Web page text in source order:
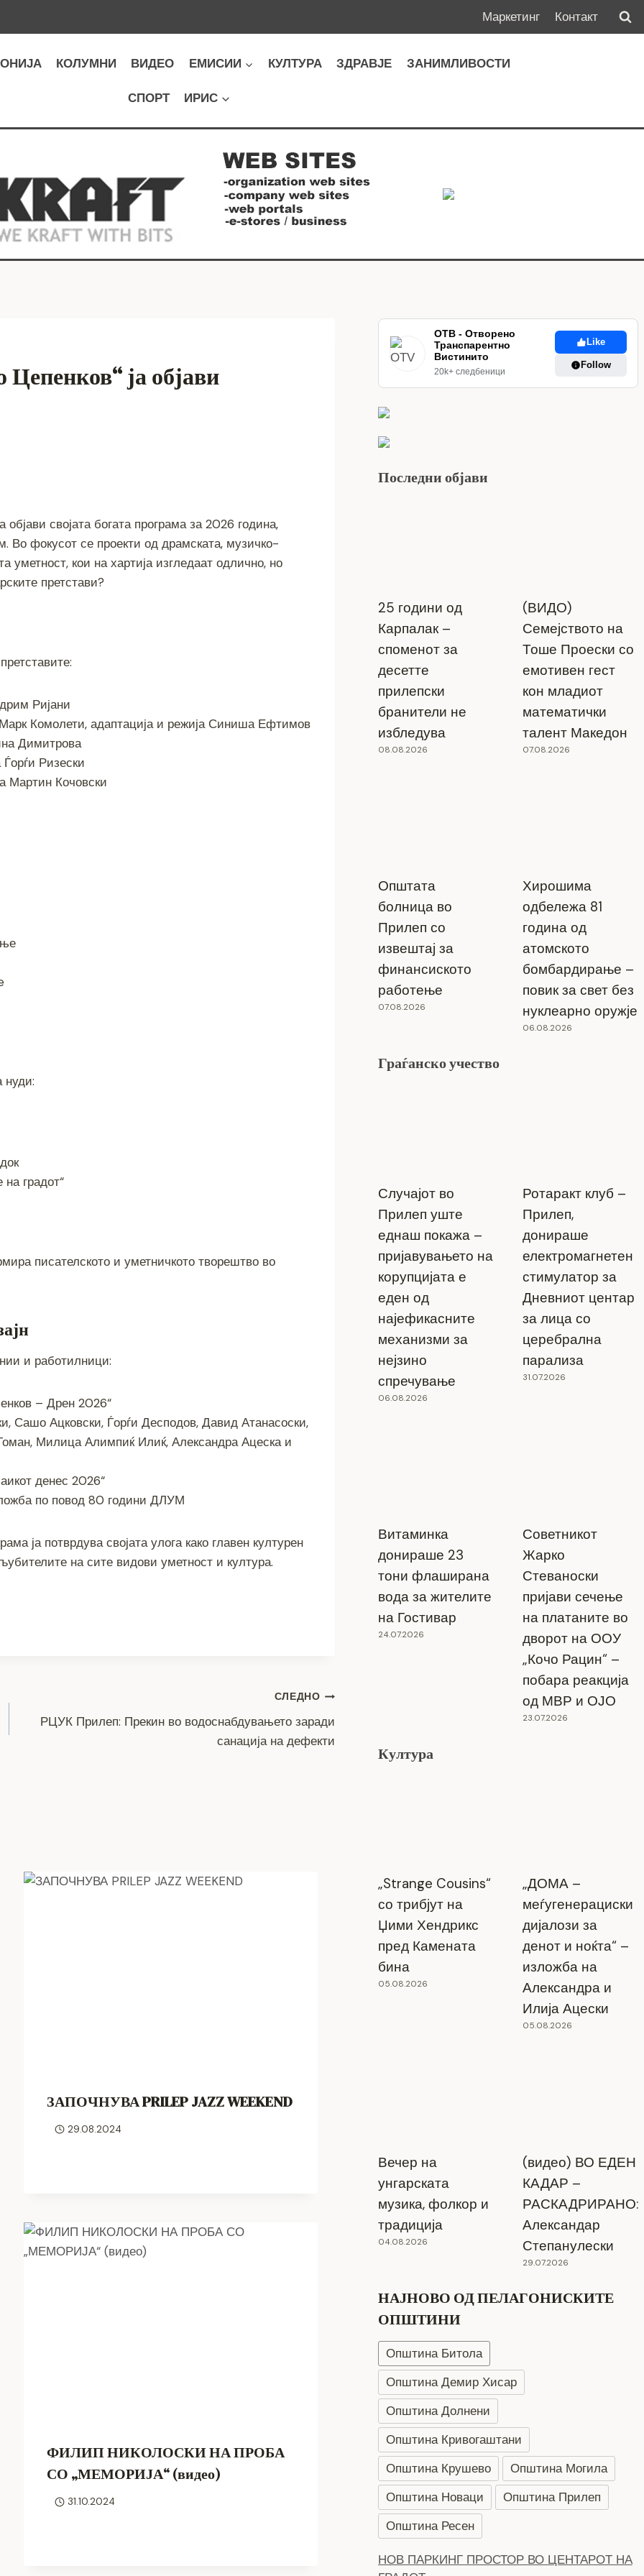
Маркетинг Контакт
КОЛУМНИ ВИДЕО ЕМИСИИ КУЛТУРА ЗДРАВЈЕ ЗАНИМЛИВОСТИ
СПОРТ ИРИС
ја објави
објави својата богата програма за 2026 година,
Во фокусот се проекти од драмската, музичко-
уметност, кои на хартија изгледаат одлично, но
претстави?
Ријани
Комолети, адаптација и режија Синиша Ефтимов
Димитрова
Ѓорѓи Ризески
Мартин Кочовски
нуди:
градот“
писателското и уметничкото творештво во
и работилници:
– Дрен 2026“
Сашо Ацковски, Ѓорѓи Десподов, Давид Атанасоски,
Милица Алимпиќ Илиќ, Александра Ацеска и
денес 2026“
по повод 80 години ДЛУМ
ја потврдува својата улога како главен културен
на сите видови уметност и култура.
СЛЕДНО
РЦУК Прилеп: Прекин во водоснабдувањето заради
санација на дефекти
ЗАПОЧНУВА PRILEP JAZZ WEEKEND
29.08.2024
ФИЛИП НИКОЛОСКИ НА ПРОБА
СО „МЕМОРИЈА“ (видео)
31.10.2024
ОТВ - Отворено
Транспарентно
Вистинито
20k+ следбеници
Like
Follow
Последни објави
25 години од
Карпалак –
споменот за
десетте
прилепски
бранители не
избледува
08.08.2026
(ВИДО)
Семејството на
Тоше Проески со
емотивен гест
кон младиот
математички
талент Македон
07.08.2026
Општата
болница во
Прилеп со
извештај за
финансиското
работење
07.08.2026
Хирошима
одбележа 81
година од
атомското
бомбардирање –
повик за свет без
нуклеарно оружје
06.08.2026
Граѓанско учество
Случајот во
Прилеп уште
еднаш покажа –
пријавувањето на
корупцијата е
еден од
најефикасните
механизми за
нејзино
спречување
06.08.2026
Ротаракт клуб –
Прилеп,
донираше
електромагнетен
стимулатор за
Дневниот центар
за лица со
церебрална
парализа
31.07.2026
Витаминка
донираше 23
тони флаширана
вода за жителите
на Гостивар
24.07.2026
Советникот
Жарко
Стеваноски
пријави сечење
на платаните во
дворот на ООУ
„Кочо Рацин“ –
побара реакција
од МВР и ОЈО
23.07.2026
Култура
„Strange Cousins“
со трибјут на
Џими Хендрикс
пред Камената
бина
05.08.2026
„ДОМА –
меѓугенерациски
дијалози за
денот и ноќта“ –
изложба на
Александра и
Илија Ацески
05.08.2026
Вечер на
унгарската
музика, фолкор и
традиција
04.08.2026
(видео) ВО ЕДЕН
КАДАР –
РАСКАДРИРАНО:
Александар
Степанулески
29.07.2026
НАЈНОВО ОД ПЕЛАГОНИСКИТЕ
ОПШТИНИ
Општина Битола
Општина Демир Хисар
Општина Долнени
Општина Кривогаштани
Општина Крушево
Општина Могила
Општина Новаци
Општина Прилеп
Општина Ресен
НОВ ПАРКИНГ ПРОСТОР ВО ЦЕНТАРОТ НА